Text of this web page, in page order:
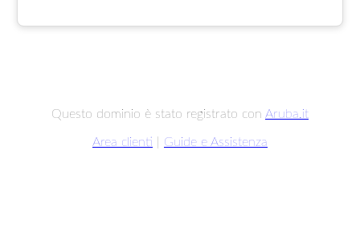
Questo dominio è stato registrato con Aruba.it
Area clienti Guide e Assistenza